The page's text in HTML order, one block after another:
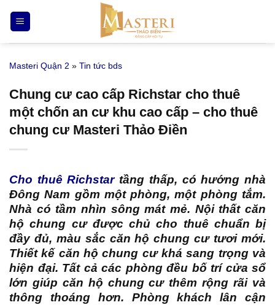
qua
nội
Masteri Quận 2 » Tin tức bds
Chung cư cao cấp Richstar cho thuê
một chốn an cư khu cao cấp – cho thuê
chung cư Masteri Thảo Điền
Cho thuê Richstartầng thấp, có hướng nhà
Đông Nam gồm một phòng, một phòng tắm.
Nhà có tầm nhìn sông mát mẻ. Nội thất căn
hộ chung cư được chủ cho thuê chuẩn bị
đầy đủ, màu sắc căn hộ chung cư tươi mới.
Thiết kế căn hộ chung cư khá sang trọng và
hiện đại. Tất cả các phòng đều bố trí cửa sổ
lớn giúp căn hộ chung cư thêm rộng rãi và
thông thoáng hơn. Phòng khách lân cận